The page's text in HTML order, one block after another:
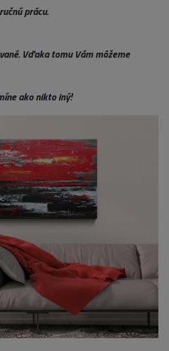
prácu.
Vďaka tomu Vám môžeme
ako nikto iný!